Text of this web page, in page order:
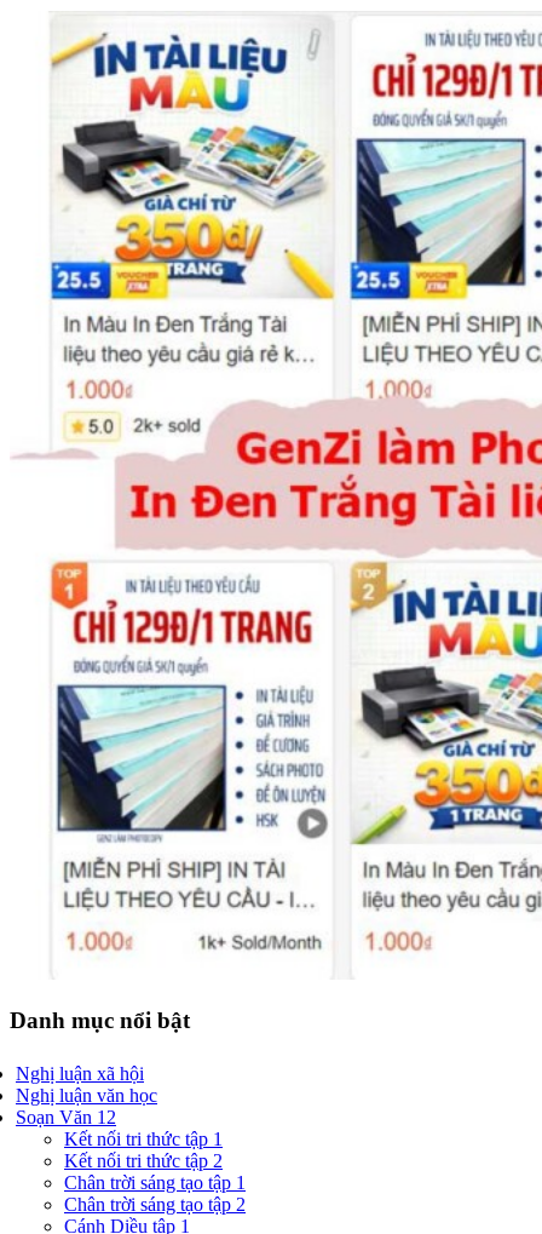
Danh mục nổi bật
Nghị luận xã hội
Nghị luận văn học
Soạn Văn 12
Kết nối tri thức tập 1
Kết nối tri thức tập 2
Chân trời sáng tạo tập 1
Chân trời sáng tạo tập 2
Cánh Diều tập 1